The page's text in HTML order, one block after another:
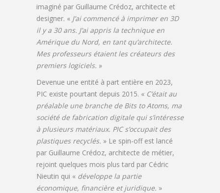
imaginé par Guillaume Crédoz, architecte et
designer. « J’ai commencé à imprimer en 3D
il y a 30 ans. J’ai appris la technique en
Amérique du Nord, en tant qu’architecte.
Mes professeurs étaient les créateurs des
premiers logiciels. »
Devenue une entité à part entière en 2023,
PIC existe pourtant depuis 2015. « C’était au
préalable une branche de Bits to Atoms, ma
société de fabrication digitale qui s’intéresse
à plusieurs matériaux. PIC s’occupait des
plastiques recyclés. » Le spin-off est lancé
par Guillaume Crédoz, architecte de métier,
rejoint quelques mois plus tard par Cédric
Nieutin qui « développe la partie
économique, financière et juridique. »